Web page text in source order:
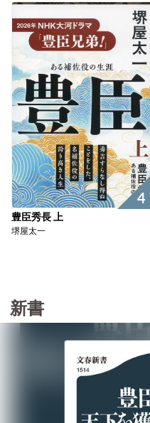
4
豊臣秀長 上
堺屋太一
新書